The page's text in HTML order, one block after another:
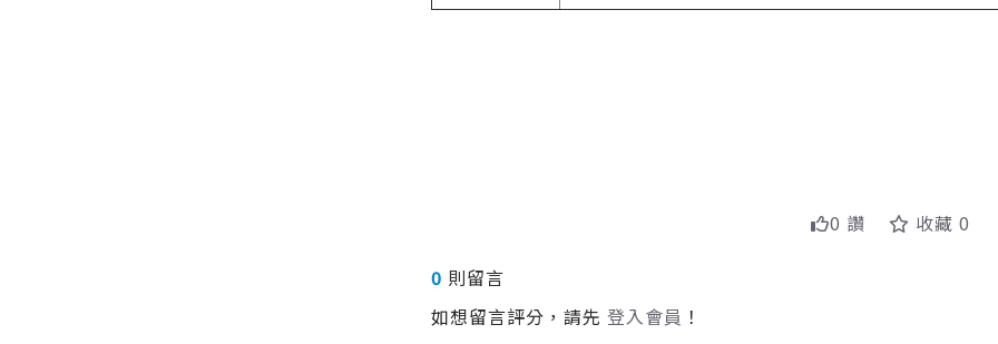
0 讚 收藏 0
0 則留言
如想留言評分，請先 登入會員 ！